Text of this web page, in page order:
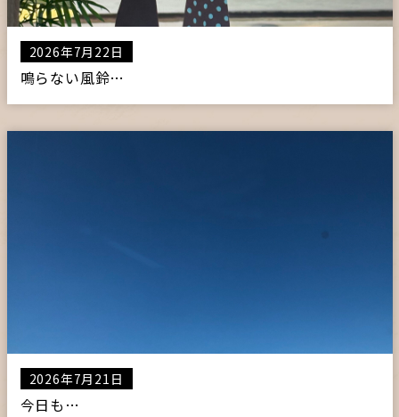
2026年7月22日
鳴らない風鈴…
2026年7月21日
今日も…